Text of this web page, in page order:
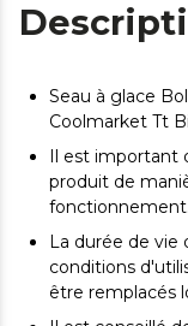
Seau à glace
Coolmarket Tt Bi
Il est important
produit de
fonctionnement.
La durée de vie
conditions
être remplacés